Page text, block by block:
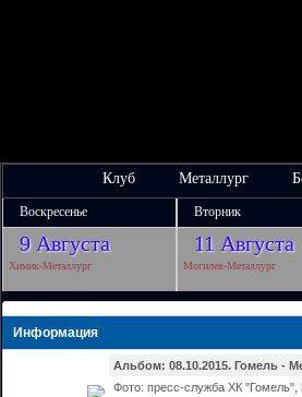
Клуб Металлург
Воскресенье Вторник
9 Августа 11 Августа
Химик-Металлург Могилев-Металлург
Информация
Альбом: 08.10.2015. Гомель -
Фото: пресс-служба ХК "Гомель",